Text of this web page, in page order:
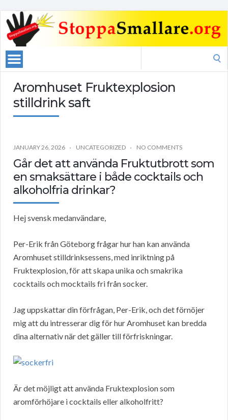
Aromhuset Fruktexplosion
stilldrink saft
JANUARY 26, 2026 UNCATEGORIZED NO COMMENTS
Går det att använda Fruktutbrott som
en smaksättare i både cocktails och
alkoholfria drinkar?
Hej svensk medanvändare,
Per-Erik från Göteborg frågar hur han kan använda
Aromhuset stilldrinksessens, med inriktning på
Fruktexplosion, för att skapa unika och smakrika
cocktails och mocktails fri från socker.
Jag uppskattar din förfrågan, Per-Erik, och det förnöjer
mig att du intresserar dig för hur Aromhuset kan bredda
dina alternativ när det gäller till förfriskningar.
Är det möjligt att använda Fruktexplosion som
aromförhöjare i cocktails eller alkoholfritt?